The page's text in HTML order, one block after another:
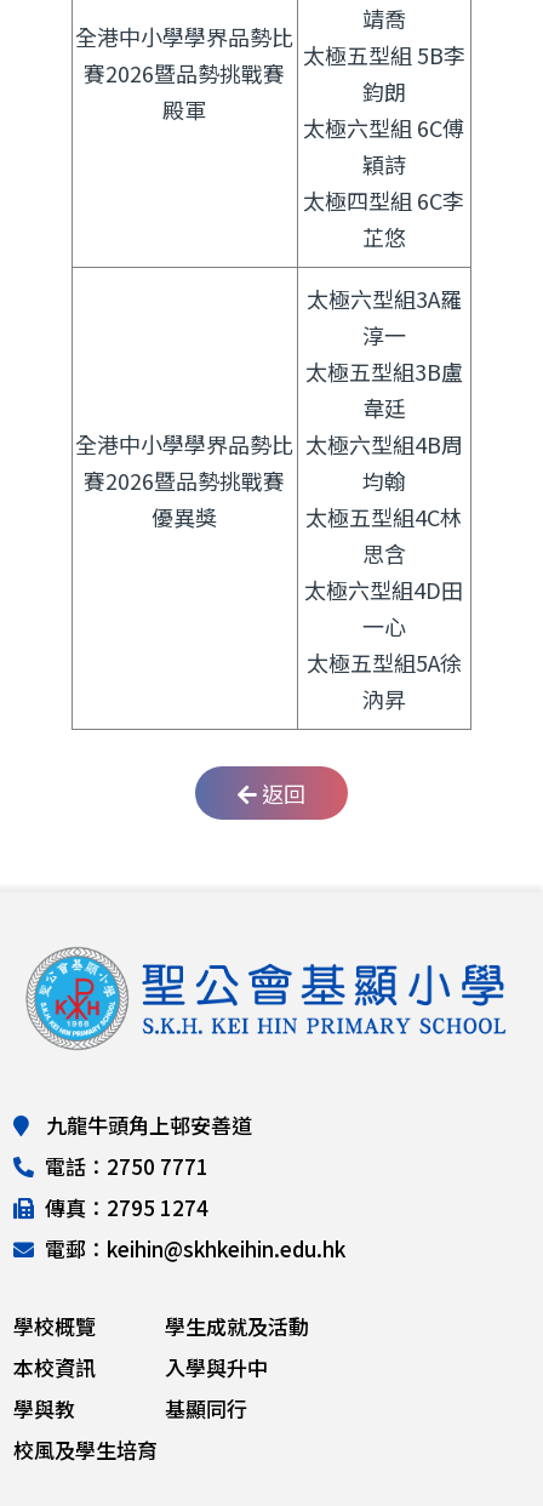
全港中小學學界品勢比
賽2026暨品勢挑戰賽
殿軍
靖喬
太極五型組 5B李
鈞朗
太極六型組 6C傅
穎詩
太極四型組 6C李
芷悠
全港中小學學界品勢比
賽2026暨品勢挑戰賽
優異獎
太極六型組3A羅
淳一
太極五型組3B盧
韋廷
太極六型組4B周
均翰
太極五型組4C林
思含
太極六型組4D田
一心
太極五型組5A徐
汭昇
返回
九龍牛頭角上邨安善道
電話：2750 7771
傳真：2795 1274
電郵：keihin@skhkeihin.edu.hk
學校概覽
本校資訊
學與教
校風及學生培育
學生成就及活動
入學與升中
基顯同行